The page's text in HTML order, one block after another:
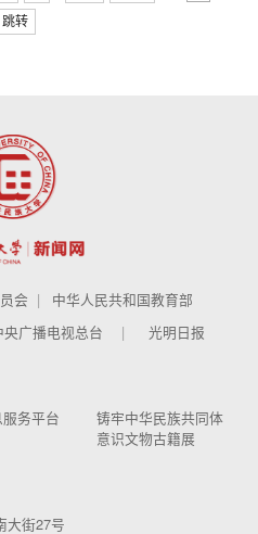
跳转
会
中华人民共和国教育部
央广播电视总台 光明日报
务平台
铸牢中华民族共同体
意识文物古籍展
大街27号